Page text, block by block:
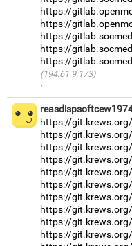
https://
https://
https://
https://
https://
(194.61.9.173)
·
https://
https://
https://
https://
https://
https://
https://
https://
https://
https://